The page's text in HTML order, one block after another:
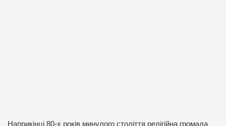
Наприкінці 80-х років минулого століття релігійна громада